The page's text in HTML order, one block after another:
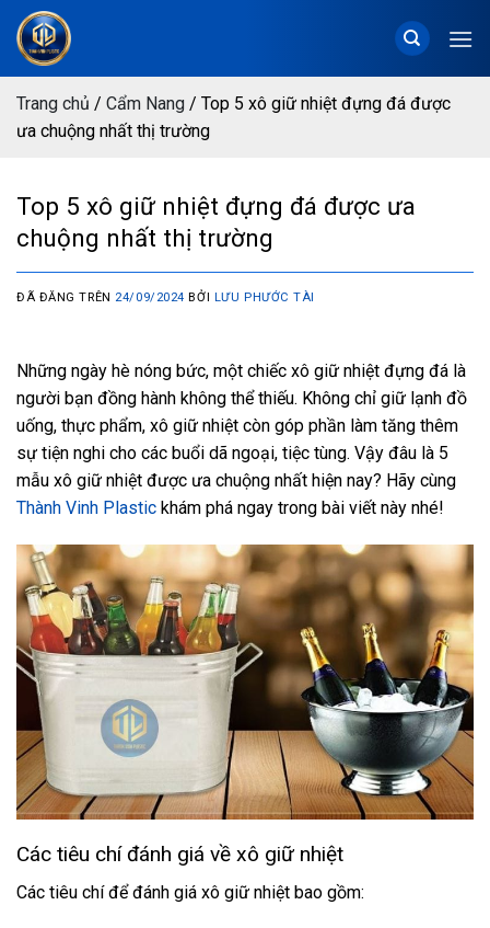
Chuyển
đến
dungTrang chủ / Cẩm Nang / Top 5 xô giữ nhiệt đựng đá được
ưa chuộng nhất thị trường
Top 5 xô giữ nhiệt đựng đá được ưa
chuộng nhất thị trường
ĐÃ ĐĂNG TRÊN 24/09/2024 BỞI LƯU PHƯỚC TÀI
Những ngày hè nóng bức, một chiếc xô giữ nhiệt đựng đá là
người bạn đồng hành không thể thiếu. Không chỉ giữ lạnh đồ
uống, thực phẩm, xô giữ nhiệt còn góp phần làm tăng thêm
sự tiện nghi cho các buổi dã ngoại, tiệc tùng. Vậy đâu là 5
mẫu xô giữ nhiệt được ưa chuộng nhất hiện nay? Hãy cùng
Thành Vinh Plastic khám phá ngay trong bài viết này nhé!
Các tiêu chí đánh giá về xô giữ nhiệt
Các tiêu chí để đánh giá xô giữ nhiệt bao gồm: